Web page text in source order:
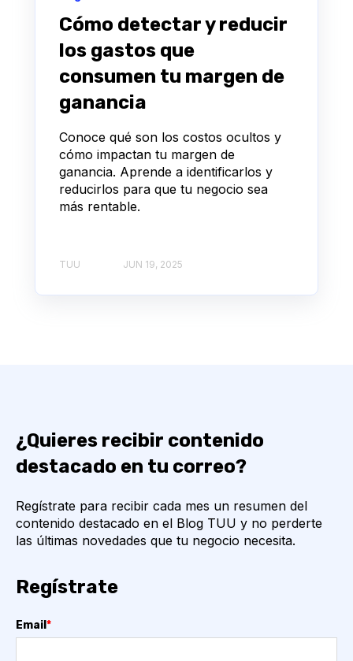
Cómo detectar y reducir
los gastos que
consumen tu margen de
ganancia
Conoce qué son los costos ocultos y
cómo impactan tu margen de
ganancia. Aprende a identificarlos y
reducirlos para que tu negocio sea
más rentable.
TUU JUN 19, 2025
¿Quieres recibir contenido
destacado en tu correo?
Regístrate para recibir cada mes un resumen del
contenido destacado en el Blog TUU y no perderte
las últimas novedades que tu negocio necesita.
Regístrate
Email*